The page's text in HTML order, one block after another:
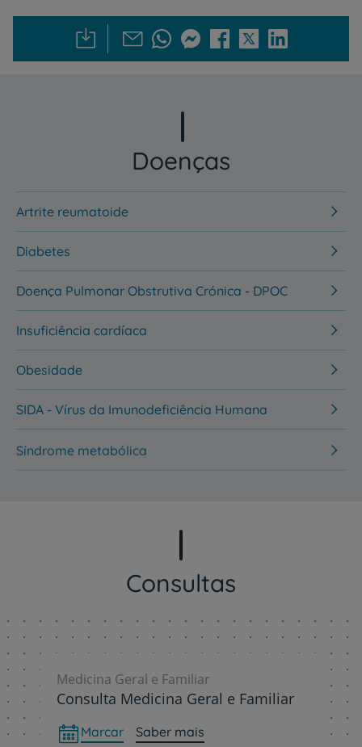
Doenças
Artrite reumatoide
Diabetes
Doença Pulmonar Obstrutiva Crónica - DPOC
Insuficiência cardíaca
Obesidade
SIDA - Vírus da Imunodeficiência Humana
Síndrome metabólica
Consultas
Medicina Geral e Familiar
Consulta Medicina Geral e Familiar
Marcar Saber mais